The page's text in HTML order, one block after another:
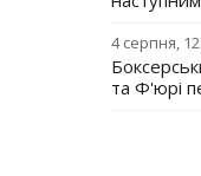
4 серпня,
та Ф'юрі